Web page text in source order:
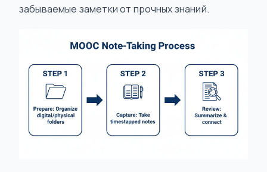
забываемые заметки от прочных знаний.